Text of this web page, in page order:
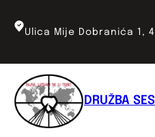
Ulica Mije Dobranića 1,
DRUŽBA